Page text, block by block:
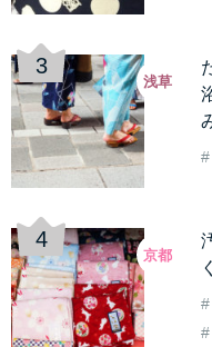
浅草
京都